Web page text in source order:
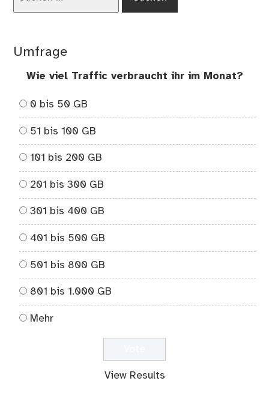
Umfrage
Wie viel Traffic verbraucht ihr im Monat?
0 bis 50 GB
51 bis 100 GB
101 bis 200 GB
201 bis 300 GB
301 bis 400 GB
401 bis 500 GB
501 bis 800 GB
801 bis 1.000 GB
Mehr
View Results